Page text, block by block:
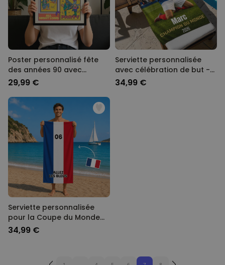
Poster personnalisé fête
des années 90 avec
photos et texte
29,99 €
Serviette personnalisée
avec célébration de but -
IA
34,99 €
Serviette personnalisée
pour la Coupe du Monde
avec texte
34,99 €